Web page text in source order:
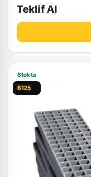
Teklif Al
Stokta
B125